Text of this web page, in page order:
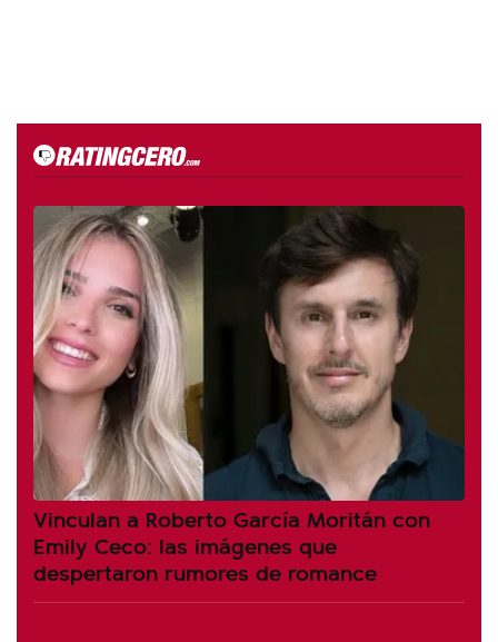
Vinculan a Roberto García Moritán con
Emily Ceco: las imágenes que
despertaron rumores de romance